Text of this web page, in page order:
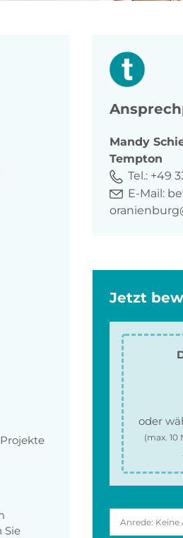
Sie
Mandy
Tempton
Tel.: +49
E-Mail:
Jetzt
oder
(max.10